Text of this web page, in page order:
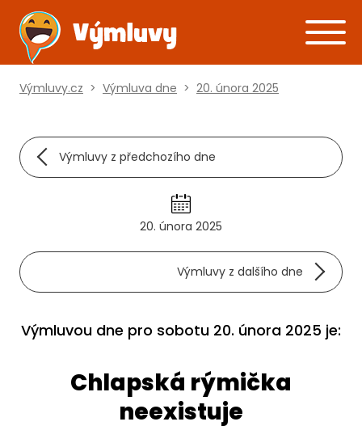
Výmluvy.cz > Výmluva dne > 20. února 2025
Výmluvy z předchozího dne
20. února 2025
Výmluvy z dalšího dne
Výmluvou dne pro sobotu 20. února 2025 je:
Chlapská rýmička
neexistuje